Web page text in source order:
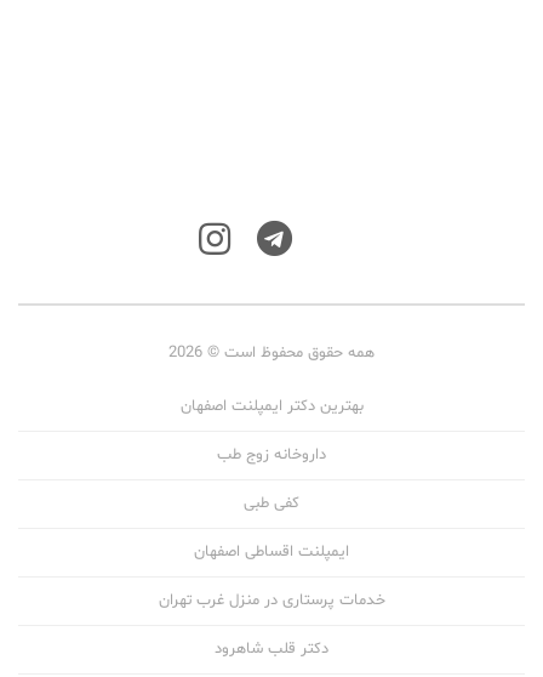
همه حقوق محفوظ است © 2026
بهترین دکتر ایمپلنت اصفهان
داروخانه زوج طب
کفی طبی
ایمپلنت اقساطی اصفهان
خدمات پرستاری در منزل غرب تهران
دکتر قلب شاهرود